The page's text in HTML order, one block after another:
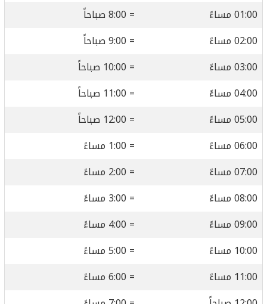
01:00 مساءً
= 8:00 صباحاً
02:00 مساءً
= 9:00 صباحاً
03:00 مساءً
= 10:00 صباحاً
04:00 مساءً
= 11:00 صباحاً
05:00 مساءً
= 12:00 صباحاً
06:00 مساءً
= 1:00 مساءً
07:00 مساءً
= 2:00 مساءً
08:00 مساءً
= 3:00 مساءً
09:00 مساءً
= 4:00 مساءً
10:00 مساءً
= 5:00 مساءً
11:00 مساءً
= 6:00 مساءً